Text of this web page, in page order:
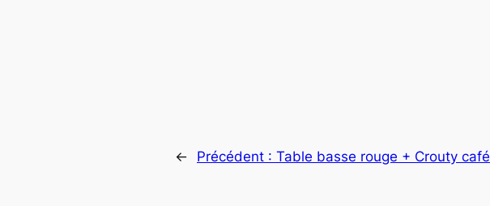
← Précédent : Table basse rouge + Crouty café